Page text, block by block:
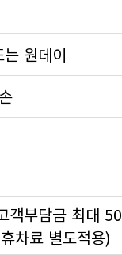
원데이
객부담금 최대
차료 별도적용)